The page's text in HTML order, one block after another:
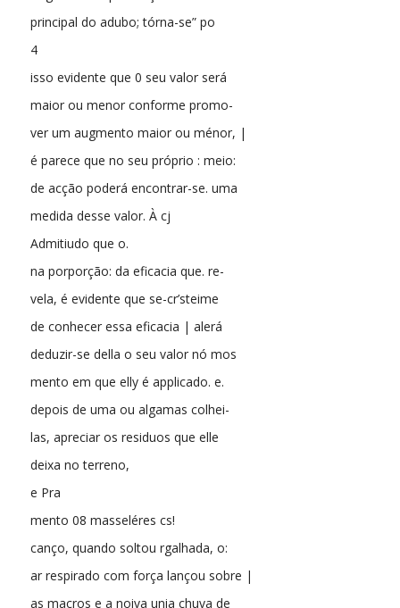
principal do adubo; tórna-se” po
4
isso evidente que 0 seu valor será
maior ou menor conforme promo-
ver um augmento maior ou ménor, |
é parece que no seu próprio : meio:
de acção poderá encontrar-se. uma
medida desse valor. À cj
Admitiudo que o.
na porporção: da eficacia que. re-
vela, é evidente que se-cr’steime
de conhecer essa eficacia | alerá
deduzir-se della o seu valor nó mos
mento em que elly é applicado. e.
depois de uma ou algamas colhei-
las, apreciar os residuos que elle
deixa no terreno,
e Pra
mento 08 masseléres cs!
canço, quando soltou rgalhada, o:
ar respirado com força lançou sobre |
as macros e a noiva unia chuva de